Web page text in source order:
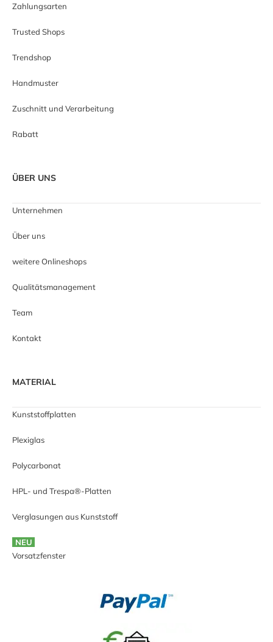
Zahlungsarten
Trusted Shops
Trendshop
Handmuster
Zuschnitt und Verarbeitung
Rabatt
ÜBER UNS
Unternehmen
Über uns
weitere Onlineshops
Qualitätsmanagement
Team
Kontakt
MATERIAL
Kunststoffplatten
Plexiglas
Polycarbonat
HPL- und Trespa®-Platten
Verglasungen aus Kunststoff
NEU
Vorsatzfenster